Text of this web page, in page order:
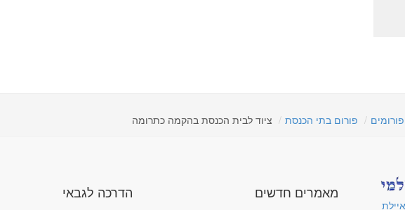
פורומים פורום בתי הכנסת ציוד לבית הכנסת בהקמה כתרומה
מאמרים חדשים הדרכה לגבאי